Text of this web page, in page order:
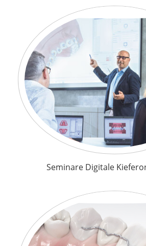
Seminare Digitale